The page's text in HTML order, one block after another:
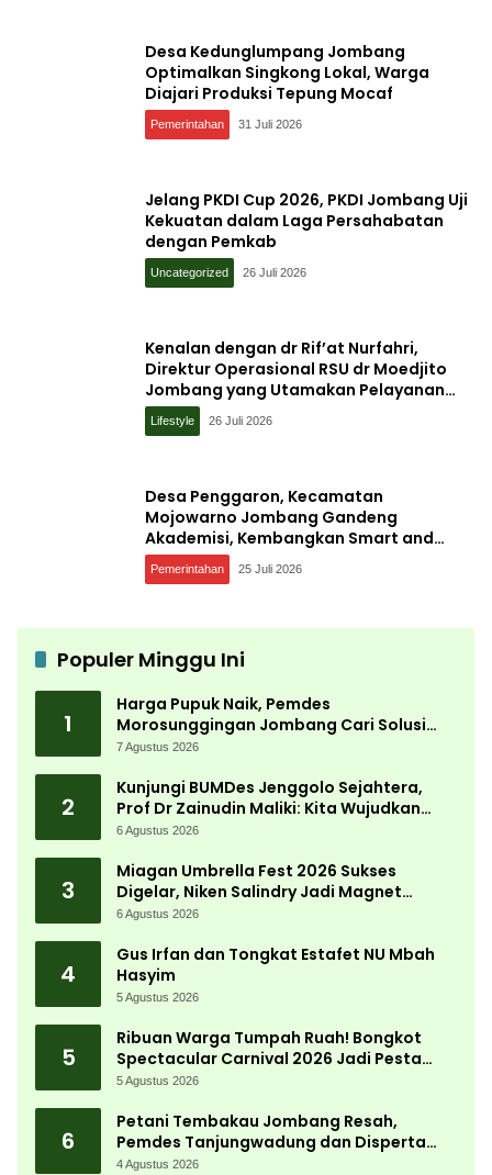
Desa Kedunglumpang Jombang
Optimalkan Singkong Lokal, Warga
Diajari Produksi Tepung Mocaf
Pemerintahan 31 Juli 2026
Jelang PKDI Cup 2026, PKDI Jombang Uji
Kekuatan dalam Laga Persahabatan
dengan Pemkab
Uncategorized 26 Juli 2026
Kenalan dengan dr Rif’at Nurfahri,
Direktur Operasional RSU dr Moedjito
Jombang yang Utamakan Pelayanan
Ilmiah
Lifestyle 26 Juli 2026
Desa Penggaron, Kecamatan
Mojowarno Jombang Gandeng
Akademisi, Kembangkan Smart and
Sustainable Village, Ini Tujuannya
Pemerintahan 25 Juli 2026
Populer Minggu Ini
1
Harga Pupuk Naik, Pemdes
Morosunggingan Jombang Cari Solusi
Lewat Kajian Akademik
7 Agustus 2026
2
Kunjungi BUMDes Jenggolo Sejahtera,
Prof Dr Zainudin Maliki: Kita Wujudkan
Kemandirian Ekonomi dengan Potensi
6 Agustus 2026
3
Miagan Umbrella Fest 2026 Sukses
Digelar, Niken Salindry Jadi Magnet
Ribuan Pengunjung
6 Agustus 2026
4
Gus Irfan dan Tongkat Estafet NU Mbah
Hasyim
5 Agustus 2026
5
Ribuan Warga Tumpah Ruah! Bongkot
Spectacular Carnival 2026 Jadi Pesta
Kemerdekaan Terbesar di Peterongan
5 Agustus 2026
6
Petani Tembakau Jombang Resah,
Pemdes Tanjungwadung dan Disperta
Bergerak Cepat
4 Agustus 2026